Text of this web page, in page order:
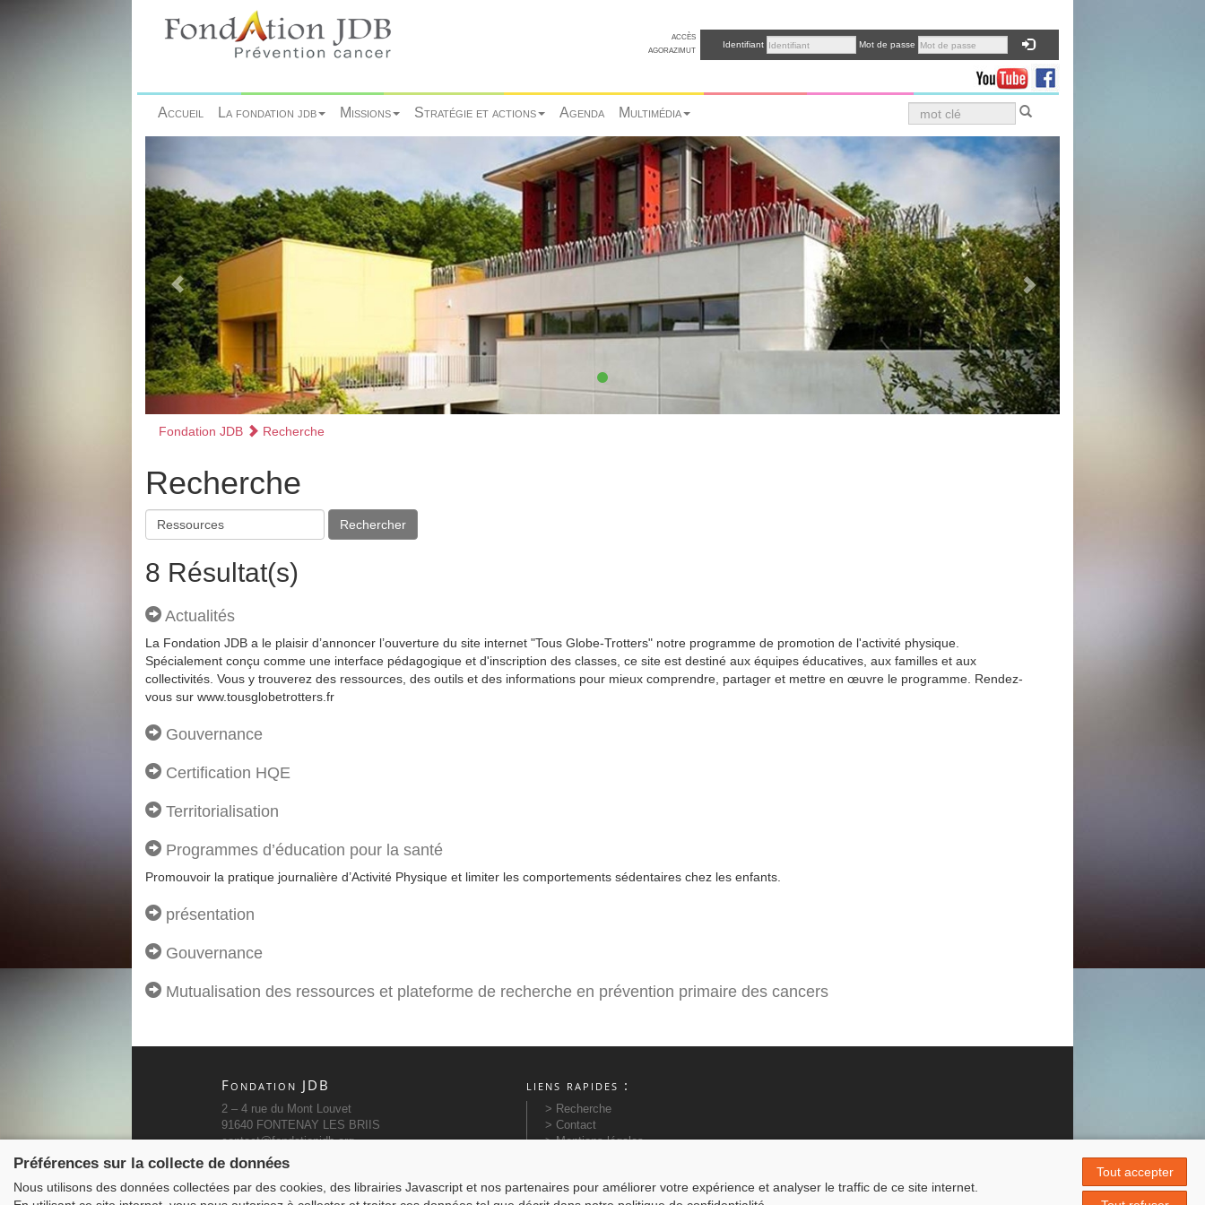
accès
agorazimut
Identifiant Mot de passe
Accueil La fondation jdb Missions Stratégie et actions Agenda Multimédia
Fondation JDB Recherche
Recherche
Rechercher
8 Résultat(s)
Actualités
La Fondation JDB a le plaisir d’annoncer l’ouverture du site internet "Tous Globe-Trotters" notre programme de promotion de l'activité physique.
Spécialement conçu comme une interface pédagogique et d'inscription des classes, ce site est destiné aux équipes éducatives, aux familles et aux
collectivités. Vous y trouverez des ressources, des outils et des informations pour mieux comprendre, partager et mettre en œuvre le programme. Rendez-
vous sur www.tousglobetrotters.fr
Gouvernance
Certification HQE
Territorialisation
Programmes d’éducation pour la santé
Promouvoir la pratique journalière d’Activité Physique et limiter les comportements sédentaires chez les enfants.
présentation
Gouvernance
Mutualisation des ressources et plateforme de recherche en prévention primaire des cancers
Fondation JDB
2 – 4 rue du Mont Louvet
91640 FONTENAY LES BRIIS
contact@fondationjdb.org
01 60 80 64 60
liens rapides :
> Recherche
> Contact
> Mentions légales
> Actualités
Préférences sur la collecte de données
Nous utilisons des données collectées par des cookies, des librairies Javascript et nos partenaires pour améliorer votre expérience et analyser le traffic de ce site internet.
Tout accepter